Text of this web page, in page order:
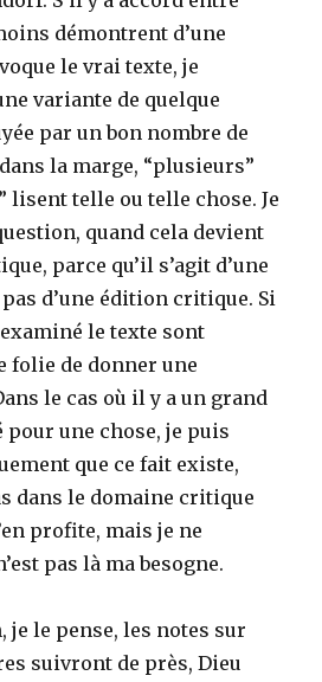
démontrent d’une
le vrai texte, je
variante de quelque
par un bon nombre de
la marge, “plusieurs”
lisent telle ou telle chose. Je
quand cela devient
parce qu’il s’agit d’une
d’une édition critique. Si
le texte sont
folie de donner une
le cas où il y a un grand
pour une chose, je puis
que ce fait existe,
dans le domaine critique
profite, mais je ne
pas là ma besogne.
je le pense, les notes sur
suivront de près, Dieu